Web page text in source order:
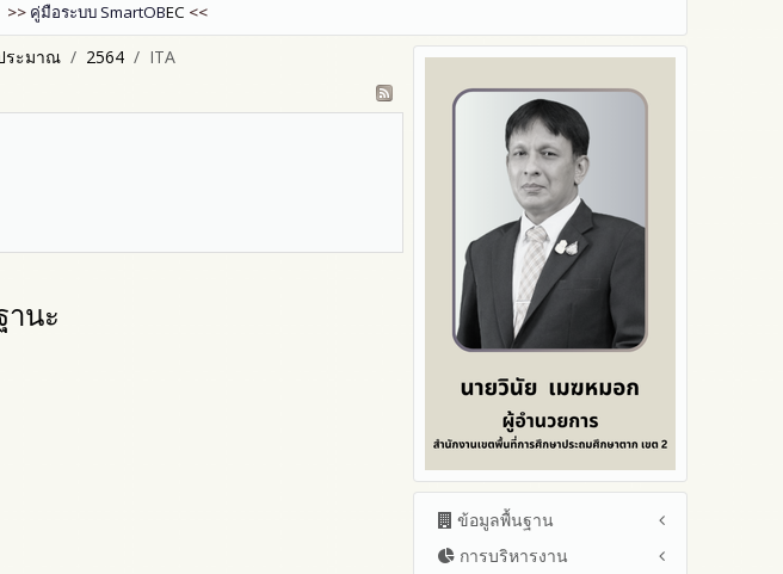
>> คู่มือระบบSmartOBEC <<
ระมาณ 2564 ITA
นะ
ข้อมูลพื้นฐาน
โครงสร้าง หน้าที่และอำนาจ
การบริหารงาน